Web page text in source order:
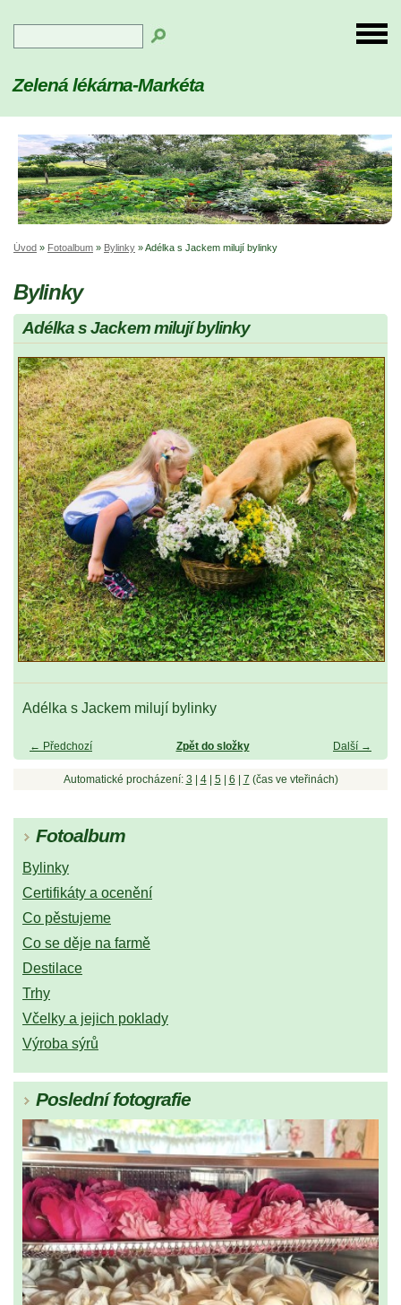
Zelená lékárna-Markéta
Úvod » Fotoalbum » Bylinky »Adélka s Jackem milují bylinky
Bylinky
Adélka s Jackem milují bylinky
Adélka s Jackem milují bylinky
← Předchozí Další →
Zpět do složky
Automatické procházení: 3 4| 5| 6 7 (čas ve vteřinách)
Fotoalbum
Bylinky
Certifikáty a ocenění
Co pěstujeme
Co se děje na farmě
Destilace
Trhy
Včelky a jejich poklady
Výroba sýrů
Poslední fotografie